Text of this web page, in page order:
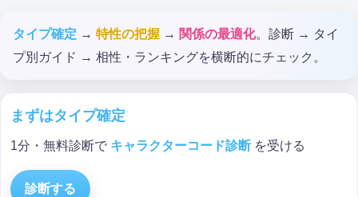
タイプ確定 → 特性の把握 → 関係の最適化。診断 → タイ
プ別ガイド → 相性・ランキングを横断的にチェック。
まずはタイプ確定
1分・無料診断で キャラクターコード診断 を受ける
診断する